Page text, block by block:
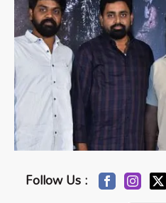
Follow Us :